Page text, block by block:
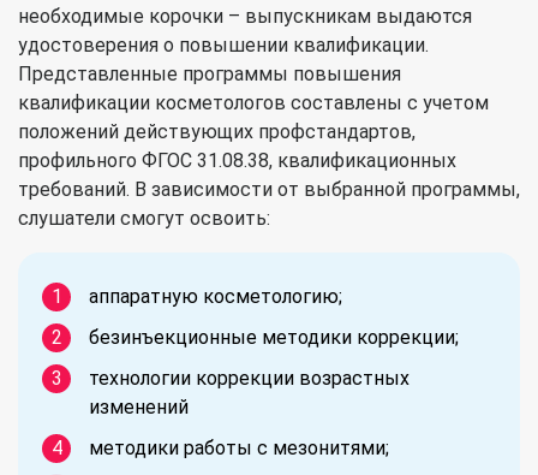
необходимые корочки – выпускникам выдаются
удостоверения о повышении квалификации.
Представленные программы повышения
квалификации косметологов составлены с учетом
положений действующих профстандартов,
профильного ФГОС 31.08.38, квалификационных
требований. В зависимости от выбранной программы,
слушатели смогут освоить:
аппаратную косметологию;
безинъекционные методики коррекции;
технологии коррекции возрастных
изменений
методики работы с мезонитями;